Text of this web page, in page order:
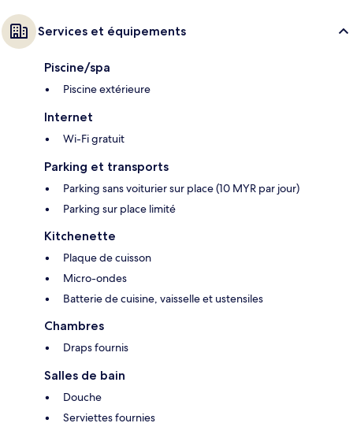
Services et équipements
Piscine/spa
Piscine extérieure
Internet
Wi-Fi gratuit
Parking et transports
Parking sans voiturier sur place (10 MYR par jour)
Parking sur place limité
Kitchenette
Plaque de cuisson
Micro-ondes
Batterie de cuisine, vaisselle et ustensiles
Chambres
Draps fournis
Salles de bain
Douche
Serviettes fournies